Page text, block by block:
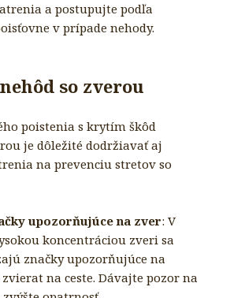
a postupujte podľa
v prípade nehody.
so zverou
poistenia s krytím škôd
je dôležité dodržiavať aj
na prevenciu stretov so
upozorňujúce na zver: V
koncentráciou zveri sa
značky upozorňujúce na
na ceste. Dávajte pozor na